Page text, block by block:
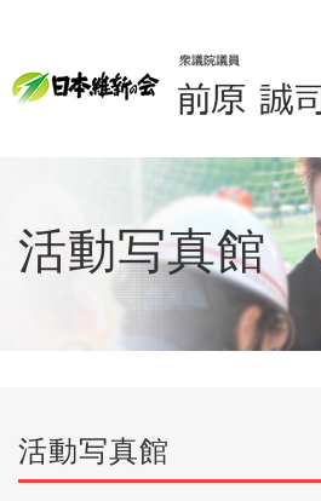
前原誠司（衆議院
活動写真館
活動写真館